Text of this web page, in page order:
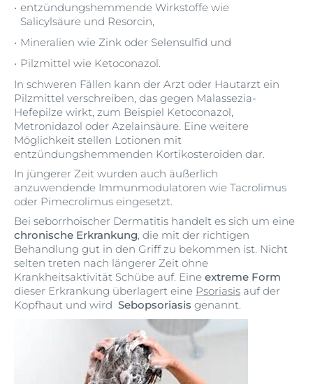
entzündungshemmende Wirkstoffe wie
Salicylsäure und Resorcin,
Mineralien wie Zink oder Selensulfid und
Pilzmittel wie Ketoconazol.
In schweren Fällen kann der Arzt oder Hautarzt ein
Pilzmittel verschreiben, das gegen Malassezia-
Hefepilze wirkt, zum Beispiel Ketoconazol,
Metronidazol oder Azelainsäure. Eine weitere
Möglichkeit stellen Lotionen mit
entzündungshemmenden Kortikosteroiden dar.
In jüngerer Zeit wurden auch äußerlich
anzuwendende Immunmodulatoren wie Tacrolimus
oder Pimecrolimus eingesetzt.
Bei seborrhoischer Dermatitis handelt es sich um eine
chronische Erkrankung, die mit der richtigen
Behandlung gut in den Griff zu bekommen ist. Nicht
selten treten nach längerer Zeit ohne
Krankheitsaktivität Schübe auf. Eine extreme Form
dieser Erkrankung überlagert eine Psoriasis auf der
Kopfhaut und wird Sebopsoriasis genannt.